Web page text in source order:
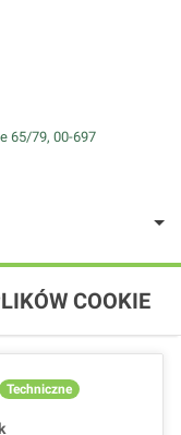
65/79, 00-697
COOKIE
Techniczne